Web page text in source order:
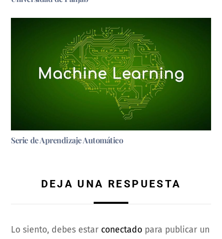
Serie de Aprendizaje Automático
DEJA UNA RESPUESTA
Lo siento, debes estar conectado para publicar un